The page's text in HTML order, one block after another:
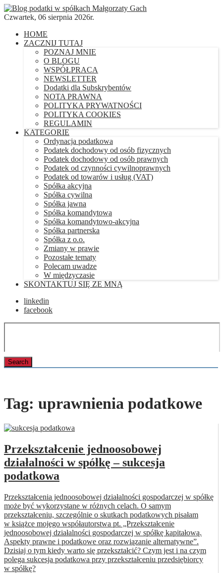
Czwartek, 06 sierpnia 2026r.
HOME
ZACZNIJ TUTAJ
POZNAJ MNIE
O BLOGU
WSPÓŁPRACA
NEWSLETTER
Dodatki dla Subskrybentów
NOTA PRAWNA
POLITYKA PRYWATNOŚCI
POLITYKA COOKIES
REGULAMIN
KATEGORIE
Ordynacja podatkowa
Podatek dochodowy od osób fizycznych
Podatek dochodowy od osób prawnych
Podatek od czynności cywilnoprawnych
Podatek od towarów i usług (VAT)
Spółka akcyjna
Spółka cywilna
Spółka jawna
Spółka komandytowa
Spółka komandytowo-akcyjna
Spółka partnerska
Spółka z o.o.
Zmiany w prawie
Pozostałe tematy
Polecam uwadze
W międzyczasie
SKONTAKTUJ SIĘ ZE MNĄ
linkedin
facebook
Tag: uprawnienia podatkowe
Przekształcenie jednoosobowej
działalności w spółkę – sukcesja
podatkowa
Przekształcenia jednoosobowej działalności gospodarczej w spółkę
może być wykorzystane w różnych celach. O samym
przekształceniu, szczególnie o skutkach podatkowych pisałam
w książce mojego współautorstwa pt. „Przekształcenie
jednoosobowej działalności gospodarczej w spółkę kapitałową.
Aspekty prawne i podatkowe oraz rozwiązanie alternatywne”.
Dzisiaj o tym kiedy warto się przekształcić? Czym jest i na czym
polega sukcesja podatkowa przy przekształceniu przedsiębiorcy
w spółkę?